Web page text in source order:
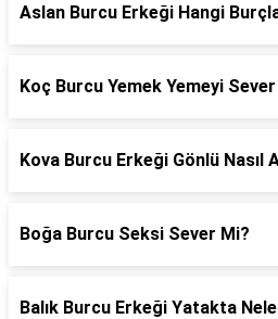
Aslan Burcu Erkeği Hangi
Koç Burcu Yemek Yemeyi
Kova Burcu Erkeği Gönlü Nasıl
Boğa Burcu Seksi Sever Mi?
Balık Burcu Erkeği Yatakta